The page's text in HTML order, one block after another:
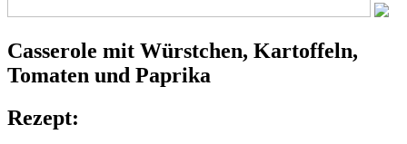
Casserole mit Würstchen, Kartoffeln,
Tomaten und Paprika
Rezept: